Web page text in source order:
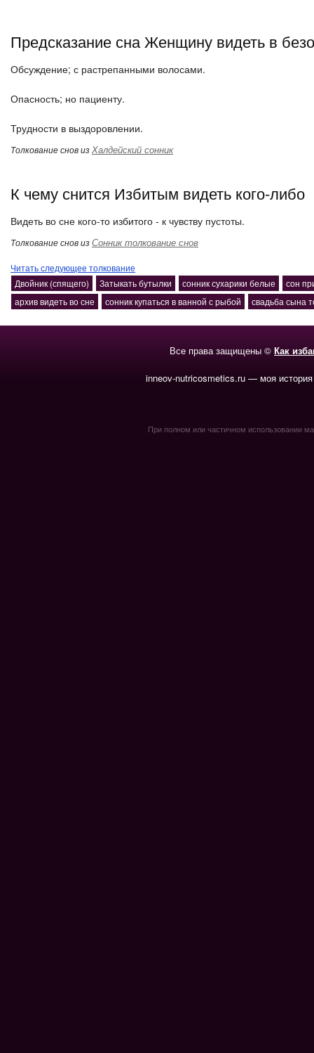
Предсказание сна Женщину видеть в
Обсуждение; с растрепанными волосами.
Опасность; но пациенту.
Трудности в выздоровлении.
Толкование снов изХалдейский сонник
К чему снится Избитым видеть кого-либо
Видеть во сне кого-то избитого - к чувству пустоты.
Толкование снов изСонник толкование снов
Читать следующее толкование
Двойник (спящего)
Затыкать бутылки сонник сухарики белые
сон
архив видеть во сне
сонник купаться в ванной с рыбой свадьба сына
Все права защищены © Как
inneov-nutricosmetics.ru — моя
При полном или частичном использовании